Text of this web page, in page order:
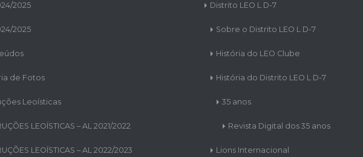
2025
2025
de Fotos
Leoísticas
LEOÍSTICAS – AL 2021/2022
LEOÍSTICAS – AL 2022/2023
Distrito LEO L D-7
Sobre o Distrito LEO L D-7
História do LEO Clube
História do Distrito LEO L D-7
35 anos
Revista Digital dos 35 anos
Lions Internacional